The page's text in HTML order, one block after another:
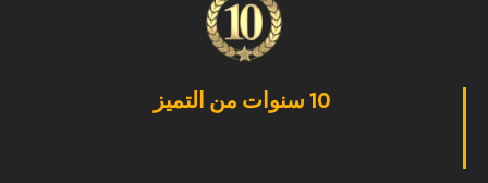
10 سنوات من التميز